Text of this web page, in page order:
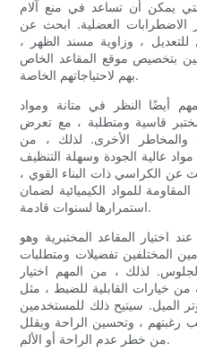
يمكن أن تساعد في منع آلام
الاضطرابات العضلية. ابحث عن
للتعديل ، وزاوية مسند الظهر ،
بتخصيص موقع المقاعد الخاص
بهم لاحتياجاتهم الخاصة.
أيضًا النظر في متانة ومواد
قاسية ومتطلبة ، مع تعرض
والمخاطر الأخرى. لذلك ، من
عالية الجودة وسهلة التنظيف
عن الكراسي ذات البناء القوي ،
للمواد الكيميائية لضمان
استمرارها لسنوات قادمة.
اختيار المقاعد المختبرية وهو
المختلفين تفضيلات ومتطلبات
لذلك ، من المهم اختيار
خيارات القابلية للضبط ، مثل
الميل. سيتيح ذلك للمستخدمين
، وتحسين الراحة ويقلل
من خطر عدم الراحة أو الألم.